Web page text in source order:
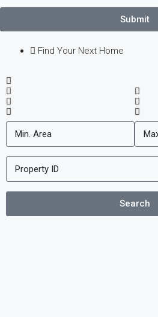
Submit
Find Your Next Home
Search